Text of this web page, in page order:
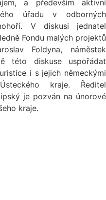
a především aktivní
úřadu v odborných
V diskusi jednatel
Fondu malých projektů
Foldyna, náměstek
této diskuse uspořádat
i s jejich německými
kraje. Ředitel
je pozván na únorové
kraje.